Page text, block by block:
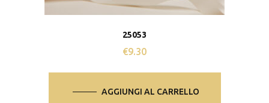
25053
€9.30
AGGIUNGI AL CARRELLO